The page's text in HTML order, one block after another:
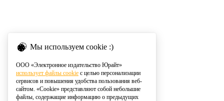
Мы используем cookie :)
ООО «Электронное издательство Юрайт»
использует файлы cookie с целью персонализации
сервисов и повышения удобства пользования веб-
сайтом. «Cookie» представляют собой небольшие
файлы, содержащие информацию о предыдущих